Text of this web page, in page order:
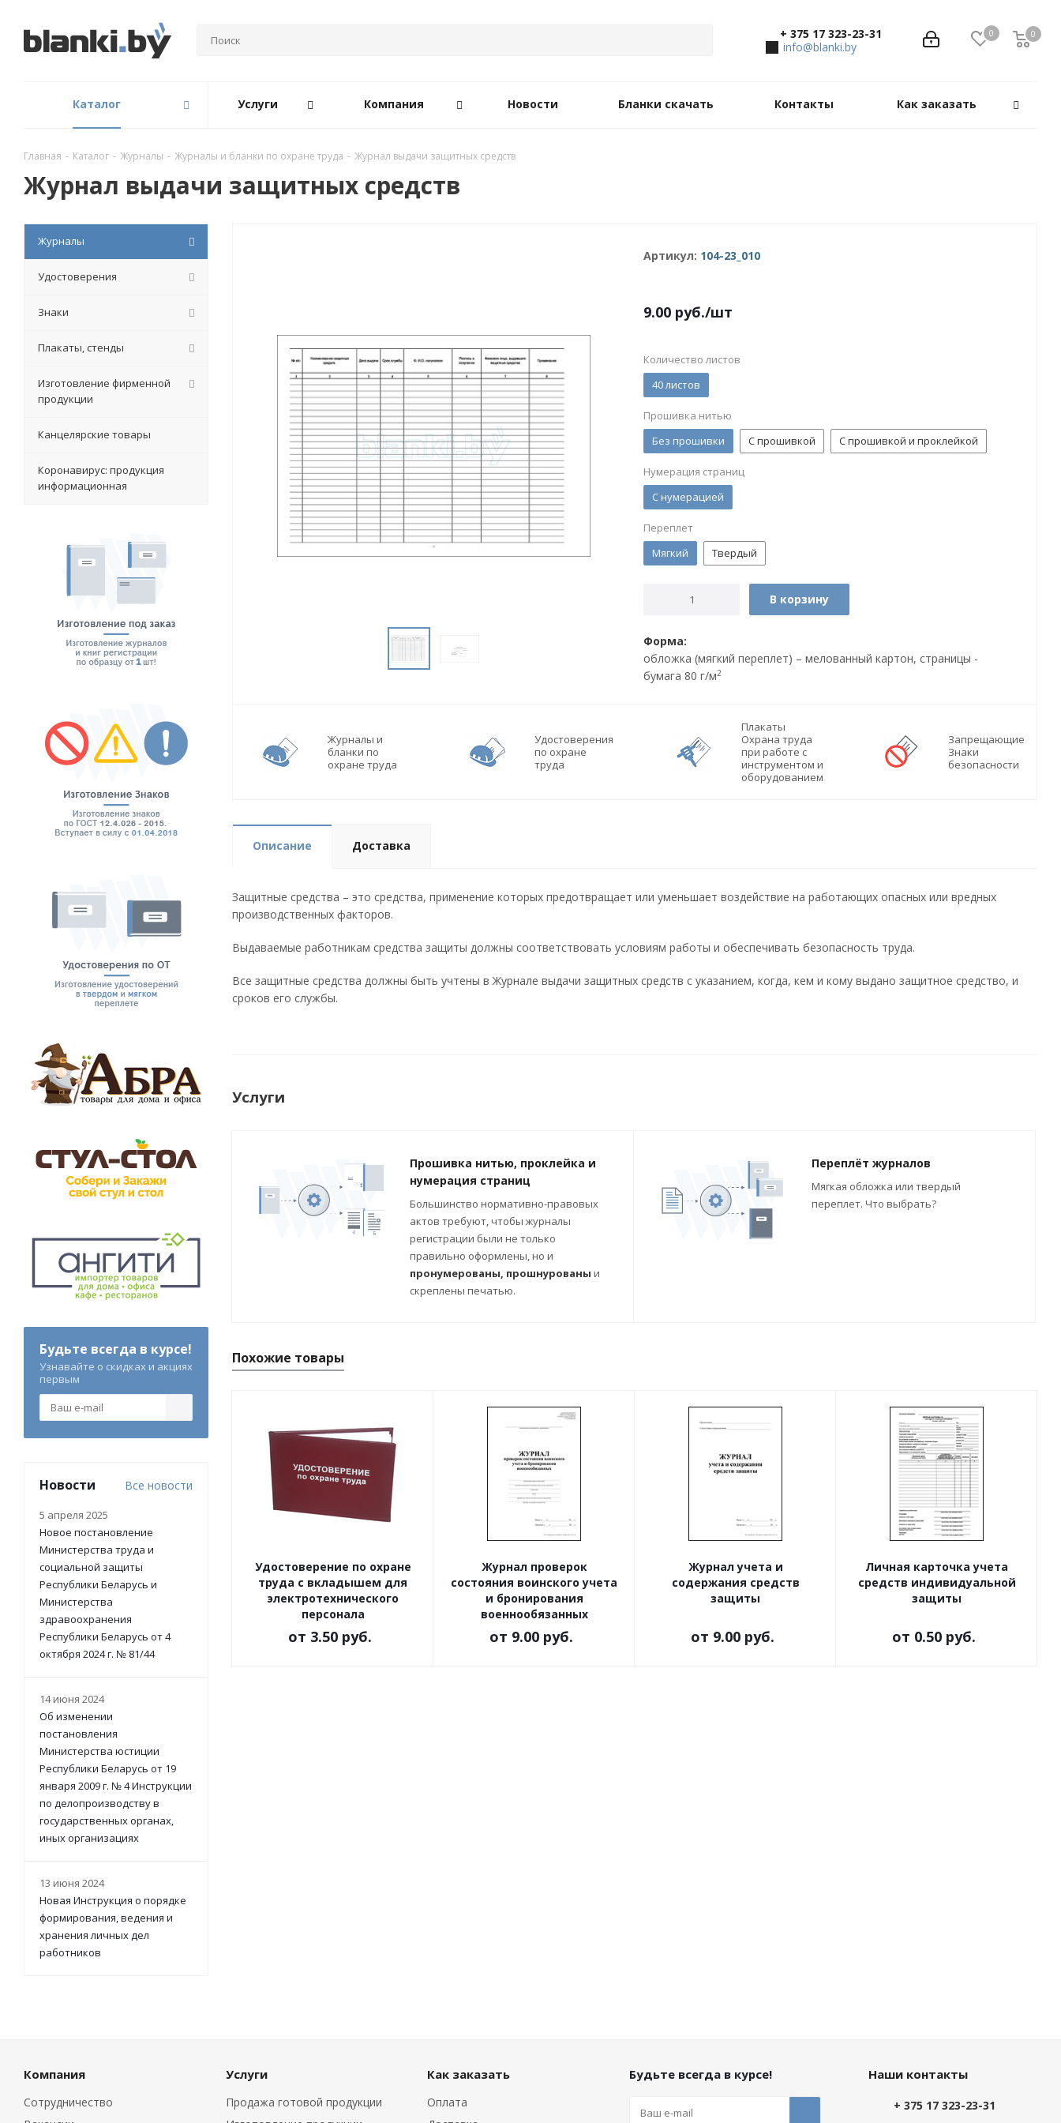
0 0
0
+ 375 17 323-23-31
info@blanki.by
Каталог Услуги Компания Новости Бланки скачать Контакты Как заказать
Главная - Каталог - Журналы - Журналы и бланки по охране труда - Журнал выдачи защитных средств
Журнал выдачи защитных средств
Артикул: 104-23_010
9.00 руб./шт
Количество листов
40 листов
Прошивка нитью
Без прошивки
С прошивкой С прошивкой и проклейкой
Нумерация страниц
С нумерацией
Переплет
Мягкий
Твердый
В корзину
Форма:
обложка (мягкий переплет) – мелованный картон, страницы -
бумага 80 г/м2
Журналы и
бланки по
охране труда
Удостоверения
по охране
труда
Плакаты
Охрана труда
при работе с
инструментом и
оборудованием
Запрещающие
Знаки
безопасности
Описание Доставка
Защитные средства – это средства, применение которых предотвращает или уменьшает воздействие на работающих опасных или вредных
производственных факторов.
Выдаваемые работникам средства защиты должны соответствовать условиям работы и обеспечивать безопасность труда.
Все защитные средства должны быть учтены в Журнале выдачи защитных средств с указанием, когда, кем и кому выдано защитное средство, и
сроков его службы.
Услуги
Прошивка нитью, проклейка и
нумерация страниц
Большинство нормативно-правовых
актов требуют, чтобы журналы
регистрации были не только
правильно оформлены, но и
пронумерованы, прошнурованы и
скреплены печатью.
Переплёт журналов
Мягкая обложка или твердый
переплет. Что выбрать?
Похожие товары
Удостоверение по охране
труда c вкладышем для
электротехнического
персонала
от 3.50 руб.
Журнал проверок
состояния воинского учета
и бронирования
военнообязанных
от 9.00 руб.
Журнал учета и
содержания средств
защиты
от 9.00 руб.
Личная карточка учета
средств индивидуальной
защиты
от 0.50 руб.
Журналы
Удостоверения
Знаки
Плакаты, стенды
Изготовление фирменной
продукции
Канцелярские товары
Коронавирус: продукция
информационная
Будьте всегда в курсе!
Узнавайте о скидках и акциях
первым
Новости Все новости
5 апреля 2025
Новое постановление
Министерства труда и
социальной защиты
Республики Беларусь и
Министерства
здравоохранения
Республики Беларусь от 4
октября 2024 г. № 81/44
14 июня 2024
Об изменении
постановления
Министерства юстиции
Республики Беларусь от 19
января 2009 г. № 4 Инструкции
по делопроизводству в
государственных органах,
иных организациях
13 июня 2024
Новая Инструкция о порядке
формирования, ведения и
хранения личных дел
работников
Компания
Сотрудничество
Услуги
Продажа готовой продукции
Как заказать
Оплата
Будьте всегда в курсе! Наши контакты
+ 375 17 323-23-31